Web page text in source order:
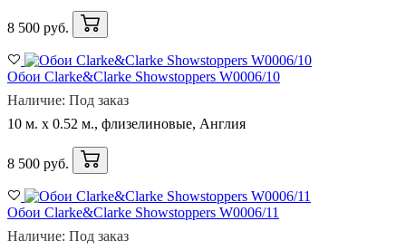
8 500 руб.
Обои Clarke&Clarke Showstoppers W0006/10
Наличие: Под заказ
10 м. x 0.52 м., флизелиновые, Англия
8 500 руб.
Обои Clarke&Clarke Showstoppers W0006/11
Наличие: Под заказ